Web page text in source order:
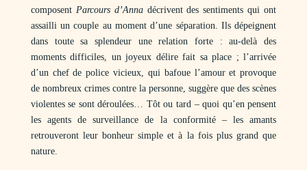
composent Parcours d’Annadécrivent des sentiments qui ont
assailli un couple au moment d’une séparation. Ils dépeignent
dans toute sa splendeur une relation forte : au-delà des
moments difficiles, un joyeux délire fait sa place ; l’arrivée
d’un chef de police vicieux, qui bafoue l’amour et provoque
de nombreux crimes contre la personne, suggère que des scènes
violentes se sont déroulées… Tôt ou tard – quoi qu’en pensent
les agents de surveillance de la conformité – les amants
retrouveront leur bonheur simple et à la fois plus grand que
nature.